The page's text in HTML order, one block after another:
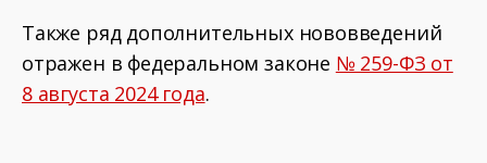
Также ряд дополнительных нововведений
отражен в федеральном законе № 259-ФЗ от
8 августа 2024 года.